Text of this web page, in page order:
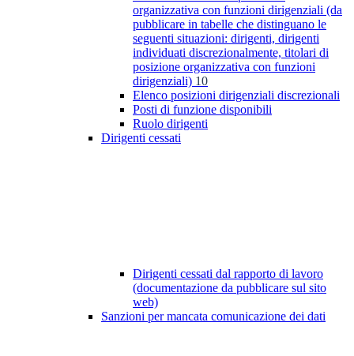
organizzativa con funzioni dirigenziali (da
pubblicare in tabelle che distinguano le
seguenti situazioni: dirigenti, dirigenti
individuati discrezionalmente, titolari di
posizione organizzativa con funzioni
dirigenziali) 10
Elenco posizioni dirigenziali discrezionali
Posti di funzione disponibili
Ruolo dirigenti
Dirigenti cessati
Dirigenti cessati dal rapporto di lavoro
(documentazione da pubblicare sul sito
web)
Sanzioni per mancata comunicazione dei dati